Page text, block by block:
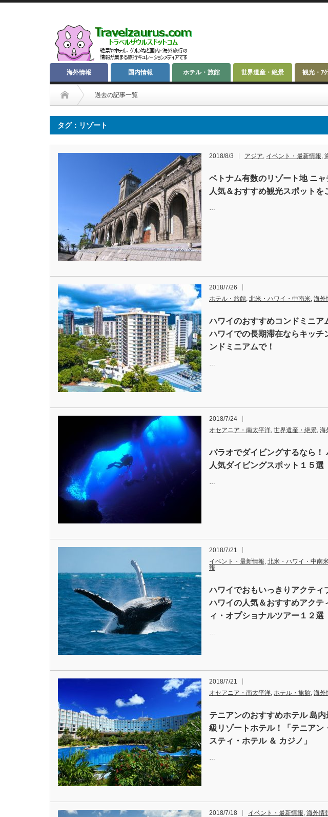
海外情報 国内情報 ホテル・旅館 世界遺産・絶景 観光・ｱｸ
過去の記事一覧
タグ：リゾート
2018/8/3 アジア, イベント・最新情報,
ベトナム有数のリゾート地 ニ
人気＆おすすめ観光スポットを
…
2018/7/26
ホテル・旅館, 北米・ハワイ・中南米, 海外
ハワイのおすすめコンドミニア
ハワイでの長期滞在ならキッチ
ンドミニアムで！
…
2018/7/24
オセアニア・南太平洋, 世界遺産・絶景, 海
パラオでダイビングするなら！
人気ダイビングスポット１５選
…
2018/7/21
イベント・最新情報, 北米・ハワイ・中南
報
ハワイでおもいっきりアクティ
ハワイの人気＆おすすめアクテ
ィ・オプショナルツアー１２選
…
2018/7/21
オセアニア・南太平洋, ホテル・旅館, 海外
テニアンのおすすめホテル 島
級リゾートホテル！「テニアン
スティ・ホテル ＆ カジノ」
…
2018/7/18 イベント・最新情報, 海外情